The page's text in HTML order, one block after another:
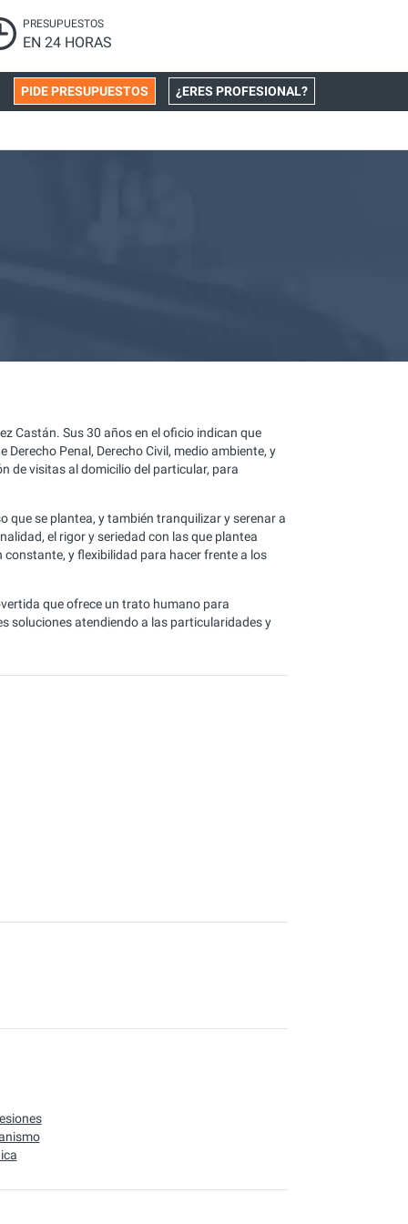
PRESUPUESTOS
EN 24 HORAS
¿ERES PROFESIONAL?
PIDE PRESUPUESTOS
Castán. Sus 30 años en el oficio indican que
Penal, Derecho Civil, medio ambiente, y
de visitas al domicilio del particular, para
que se plantea, y también tranquilizar y serenar a
el rigor y seriedad con las que plantea
y flexibilidad para hacer frente a los
que ofrece un trato humano para
soluciones atendiendo a las particularidades y